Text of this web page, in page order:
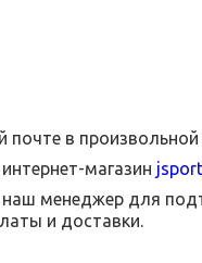
в
магазин jsport
менеджер для
и доставки.